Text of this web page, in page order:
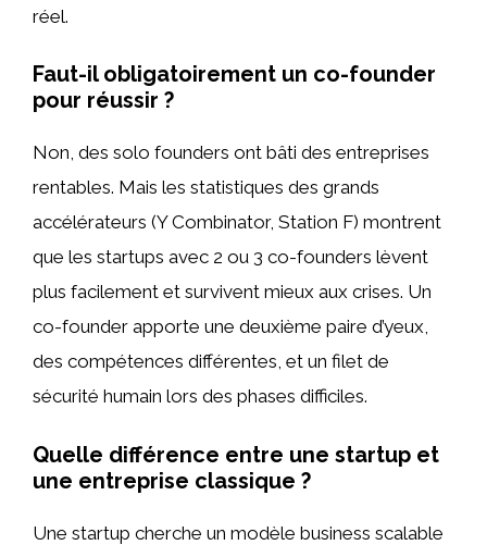
réel.
Faut-il obligatoirement un co-founder
pour réussir ?
Non, des solo founders ont bâti des entreprises
rentables. Mais les statistiques des grands
accélérateurs (Y Combinator, Station F) montrent
que les startups avec 2 ou 3 co-founders lèvent
plus facilement et survivent mieux aux crises. Un
co-founder apporte une deuxième paire d’yeux,
des compétences différentes, et un filet de
sécurité humain lors des phases difficiles.
Quelle différence entre une startup et
une entreprise classique ?
Une startup cherche un modèle business scalable